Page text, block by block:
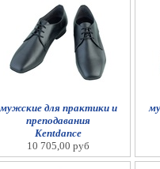
мужские для практики и
преподавания
Kentdance
10 705,00 руб